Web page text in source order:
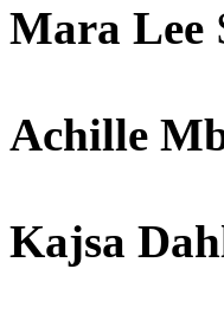
Mara Lee
Achille
Kajsa